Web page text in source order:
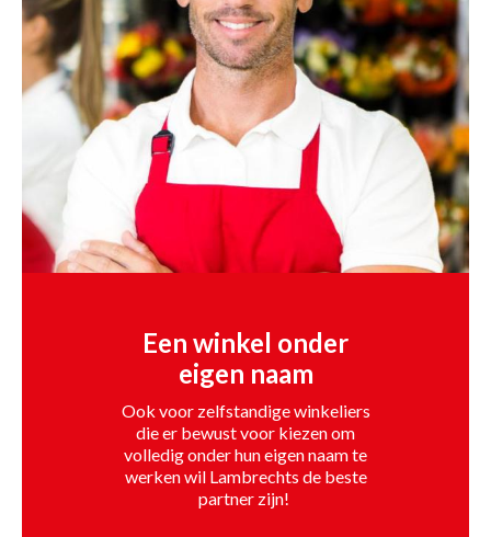
Een winkel onder
eigen naam
Ook voor zelfstandige winkeliers
die er bewust voor kiezen om
volledig onder hun eigen naam te
werken wil Lambrechts de beste
partner zijn!